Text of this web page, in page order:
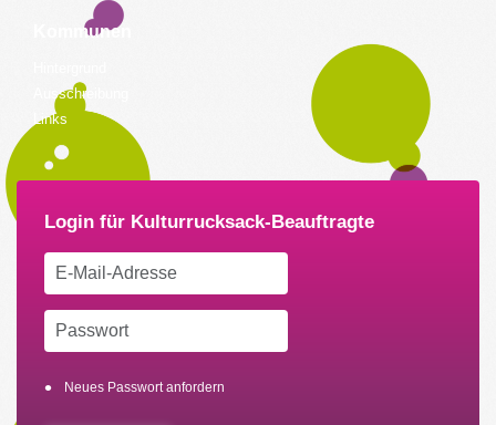
Kommunen
Ausschreibung
Links
Neues Passwort anfordern